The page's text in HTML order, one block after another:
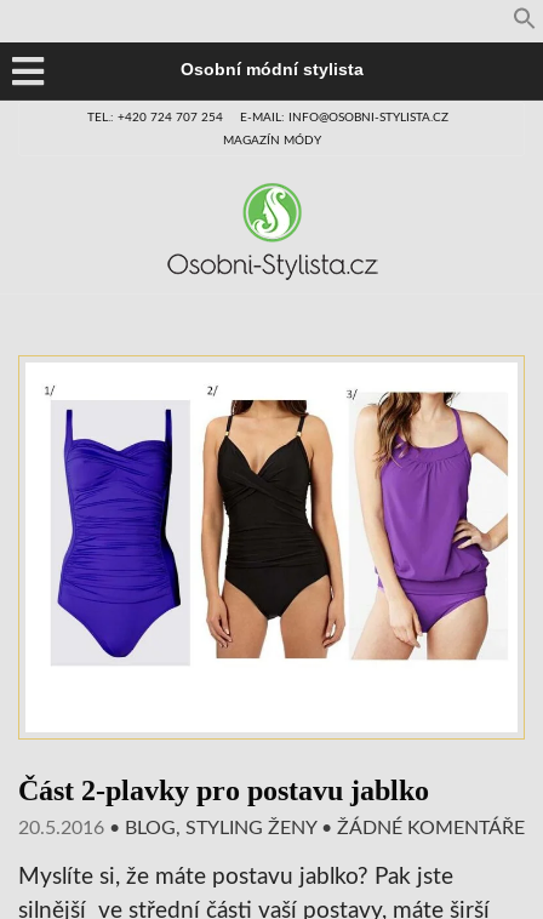
Osobní módní stylista
TEL.: +420 724 707 254
E-MAIL: INFO@OSOBNI-STYLISTA.CZ
MAGAZÍN MÓDY
Část 2-plavky pro postavu jablko
20.5.2016 • BLOG, STYLING ŽENY• ŽÁDNÉ KOMENTÁŘE
Myslíte si, že máte postavu jablko? Pak jste
silnější ve střední části vaší postavy, máte širší